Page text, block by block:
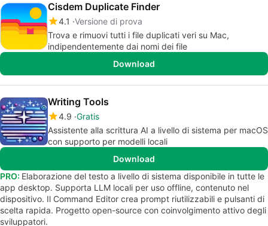
Cisdem Duplicate Finder
4.1 Versione di prova
Trova e rimuovi tutti i file duplicati veri su Mac,
indipendentemente dai nomi dei file
Download
Writing Tools
4.9 Gratis
Assistente alla scrittura AI a livello di sistema per macOS
con supporto per modelli locali
Download
PRO: Elaborazione del testo a livello di sistema disponibile in tutte le
app desktop. Supporta LLM locali per uso offline, contenuto nel
dispositivo. Il Command Editor crea prompt riutilizzabili e pulsanti di
scelta rapida. Progetto open-source con coinvolgimento attivo degli
sviluppatori.